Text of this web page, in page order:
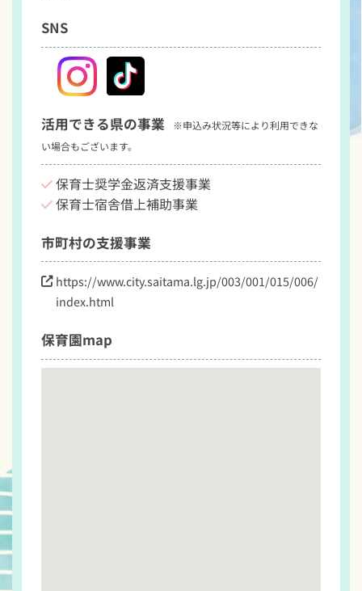
SNS
活用できる県の事業
※申込み状況等により利用できな
い場合もございます。
保育士奨学金返済支援事業
保育士宿舎借上補助事業
市町村の支援事業
https://www.city.saitama.lg.jp/003/001/015/006/
index.html
保育園map